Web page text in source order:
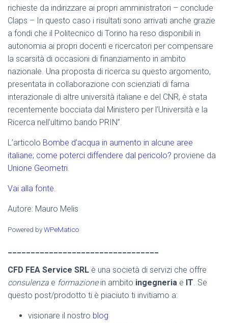
richieste da indirizzare ai propri amministratori – conclude
Claps – In questo caso i risultati sono arrivati anche grazie
a fondi che il Politecnico di Torino ha reso disponibili in
autonomia ai propri docenti e ricercatori per compensare
la scarsità di occasioni di finanziamento in ambito
nazionale. Una proposta di ricerca su questo argomento,
presentata in collaborazione con scienziati di fama
interazionale di altre università italiane e del CNR, è stata
recentemente bocciata dal Ministero per l’Università e la
Ricerca nell’ultimo bando PRIN”.
L’articolo Bombe d’acqua in aumento in alcune aree
italiane; come poterci diffendere dal pericolo? proviene da
Unione Geometri.
Vai alla fonte.
Autore: Mauro Melis
Powered byWPeMatico
CFD FEA Service SRL è una società di servizi che offre
consulenza e formazionein ambito ingegneria e IT. Se
questo post/prodotto ti è piaciuto ti invitiamo a:
visionare il nostro blog